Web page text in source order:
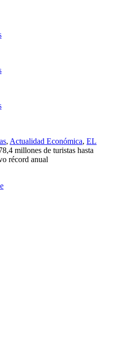
, Actualidad Económica, EL
millones de turistas hasta
récord anual